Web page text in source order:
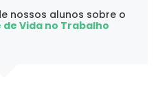
nossos alunos sobre o
de Vida no Trabalho